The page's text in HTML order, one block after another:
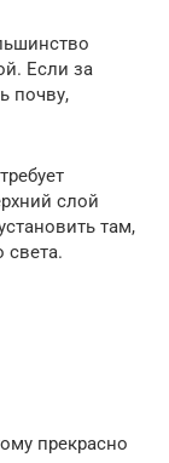
Если за
почву,
слой
там,
света.
прекрасно